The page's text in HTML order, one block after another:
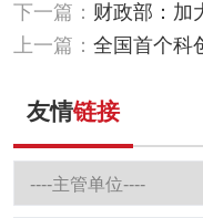
下一篇： 财政部：加
度！
上一篇： 全国首个科
友情链接